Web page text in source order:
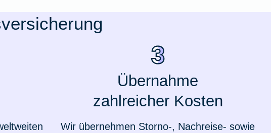
Übernahme
zahlreicher Kosten
Wir übernehmen Storno-, Nachreise- sowie